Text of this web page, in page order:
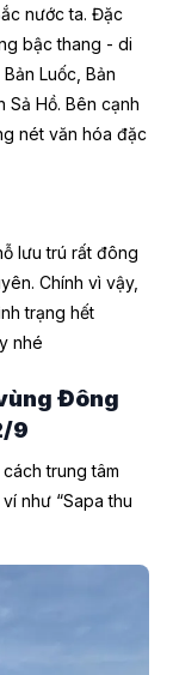
nước ta. Đặc
bậc thang - di
Luốc, Bản
Sả Hồ. Bên cạnh
nét văn hóa đặc
lưu trú rất đông
Chính vì vậy,
trạng hết
nhé
Đông
9
trung tâm
như “Sapa thu